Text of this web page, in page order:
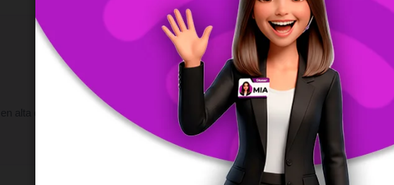
Máximo Rendimiento
Streaming optimizado que se adapta a tu conexión en
tiempo real.